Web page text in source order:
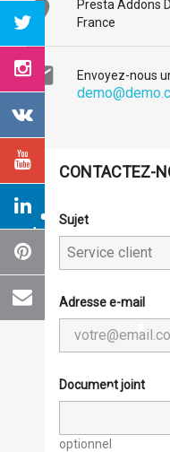

Presta Addons
France
 Envoyez-nous
CONTACTEZ-
Sujet
Adresse e-mail
Document joint
optionnel
Créer une
Nom de la liste d'envies